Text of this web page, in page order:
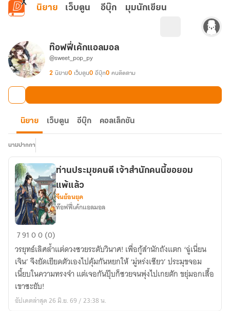
ข้ามไปยังเนื้อหาหลัก
นิยาย เว็บตูน อีบุ๊ก มุมนักเขียน
ท๊อฟฟี่เค้กแอลมอล
@sweet_pop_py
2 นิยาย0 เว็บตูน0 อีบุ๊ก0 คนติดตาม
นิยาย เว็บตูน อีบุ๊ก คอลเล็กชัน
นามปากกา
ท่าน
ประมุข
คนดี
เจ้า
สำนัก
คน
นี้
ท่านประมุขคนดี เจ้าสำนักคนนี้ขอยอม
แพ้แล้ว
จีนย้อนยุค
ท๊อฟฟี่เค้กแอลมอล
79100 (0)
วรยุทธ์เลิศล้ำแต่ดวงซวยระดับวินาศ! เพื่อกู้สำนักถังแตก ‘ฉู่เนี่ยน
เจิน’ จึงยัดเยียดตัวเองไปคุ้มกันหยกให้ ‘มู่หร่งเซียว’ ประมุขจอม
เนี้ยบในความทรงจำ แต่เจอกันปุ๊บก็ซวยจนพุ่งไปเกยตัก ขยุ่มอกเสื้อ
เขาซะยับ!
อัปเดตล่าสุด 26 มิ.ย. 69 / 23:38 น.